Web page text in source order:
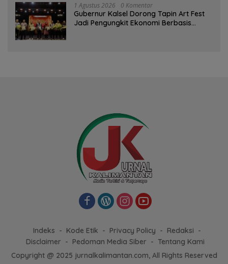
1 Agustus 2026 0 Komentar
Gubernur Kalsel Dorong Tapin Art Fest
Jadi Pengungkit Ekonomi Berbasis
Indeks Kode Etik Privacy Policy
Redaksi
Disclaimer
Pedoman Media Siber
Tentang Kami
Copyright @ 2025 jurnalkalimantan.com, All Rights Reserved